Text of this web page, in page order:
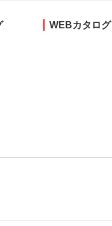
WEBカタログ